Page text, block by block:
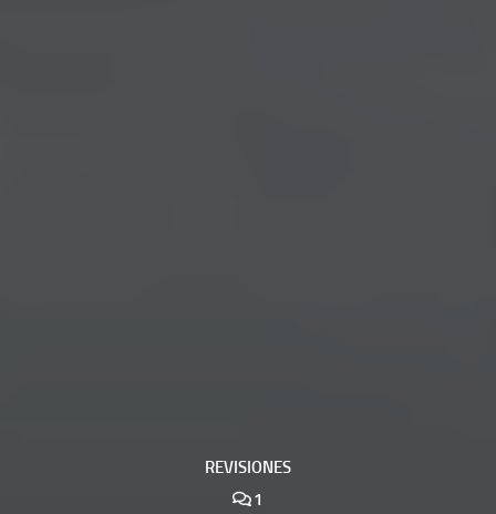
REVISIONES
1